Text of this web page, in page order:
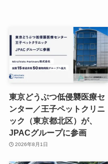
東京どうぶつ低侵襲医療セ
ンター／王子ペットクリニ
ック（東京都北区）が、
JPACグループに参画
2026年8月1日